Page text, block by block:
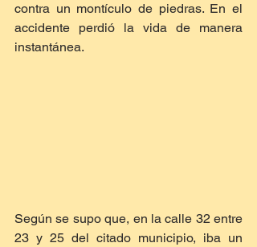
contra un montículo de piedras. En el
accidente perdió la vida de manera
instantánea.
Según se supo que, en la calle 32 entre
23 y 25 del citado municipio, iba un